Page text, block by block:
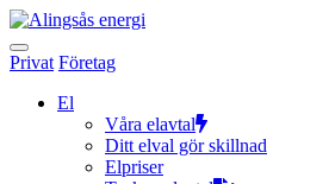
Hoppa
till
innehållet
Privat Företag
El
Våra elavtal
Ditt elval gör skillnad
Elpriser